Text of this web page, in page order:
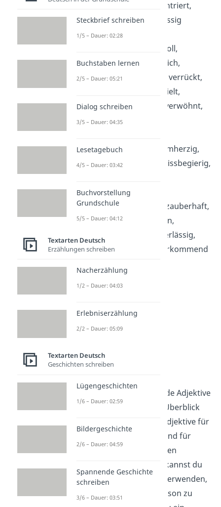
unhöflich, unkonzentriert,
unsicher, unzuverlässig
verantwortungsvoll,
vergesslich, verlässlich,
verliebt, vernünftig, verrückt,
verschlossen, verspielt,
vertrauenswürdig, verwöhnt,
vielseitig
W:wahnsinnig, warmherzig,
wild, willensstark, wissbegierig,
Z:zärtlich, zaghaft, zauberhaft,
zielstrebig, zufrieden,
zurückhaltend, zuverlässig,
zuversichtlich, zuvorkommend
Attribute
Mit dieser Beschreibende Adjektive
Liste hast du dir einen Überblick
über aussagekräftige Adjektive für
die Charakterisierung und für
Personenbeschreibungen
verschafft. Ganz leicht kannst du
Adjektive als Attribute verwenden,
um Merkmale einer Person zu
Steckbrief schreiben
1/5 – Dauer: 02:28
Buchstaben lernen
2/5 – Dauer: 05:21
Dialog schreiben
3/5 – Dauer: 04:35
Lesetagebuch
4/5 – Dauer: 03:42
Buchvorstellung
Grundschule
5/5 – Dauer: 04:12
Textarten Deutsch
Erzählungen schreiben
Nacherzählung
1/2 – Dauer: 04:03
Erlebniserzählung
2/2 – Dauer: 05:09
Textarten Deutsch
Geschichten schreiben
Lügengeschichten
1/6 – Dauer: 02:59
Bildergeschichte
2/6 – Dauer: 04:59
Spannende Geschichte
schreiben
3/6 – Dauer: 03:51